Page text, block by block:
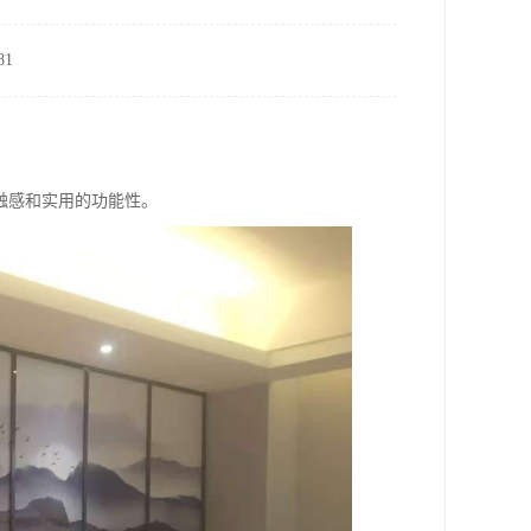
和实用的功能性。